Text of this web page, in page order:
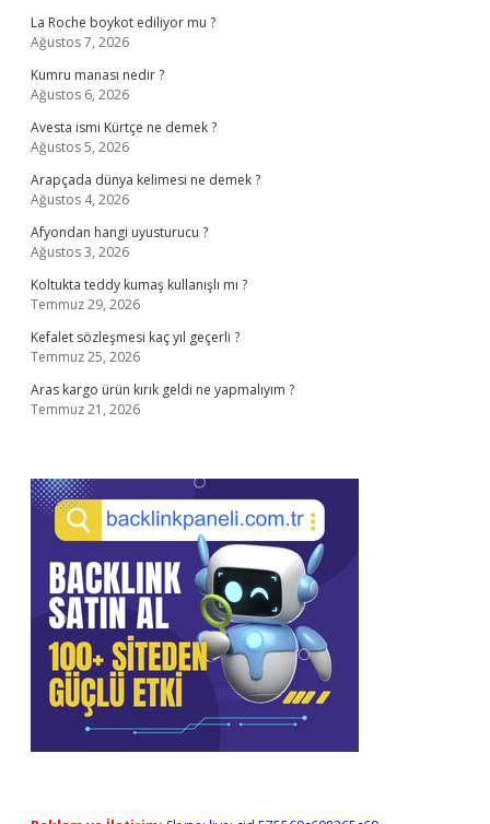
La Roche boykot ediliyor mu ?
Ağustos 7, 2026
Kumru manası nedir ?
Ağustos 6, 2026
Avesta ismi Kürtçe ne demek ?
Ağustos 5, 2026
Arapçada dünya kelimesi ne demek ?
Ağustos 4, 2026
Afyondan hangi uyusturucu ?
Ağustos 3, 2026
Koltukta teddy kumaş kullanışlı mı ?
Temmuz 29, 2026
Kefalet sözleşmesi kaç yıl geçerli ?
Temmuz 25, 2026
Aras kargo ürün kırık geldi ne yapmalıyım ?
Temmuz 21, 2026